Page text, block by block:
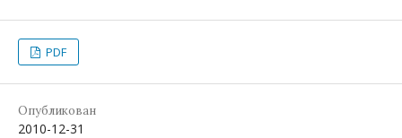
PDF
Опубликован
2010-12-31